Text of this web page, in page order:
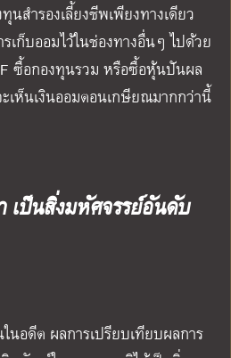
นสำรองเลี้ยงชีพเพียงทางเดียว
เก็บออมไว้ในช่องทางอื่นๆ ไปด้วย
ซื้อกองทุนรวม หรือซื้อหุ้นปันผล
เห็นเงินออมตอนเกษียณมากกว่านี้
เป็นสิ่งมหัศจรรย์อันดับ
นอดีต ผลการเปรียบเทียบผลการ